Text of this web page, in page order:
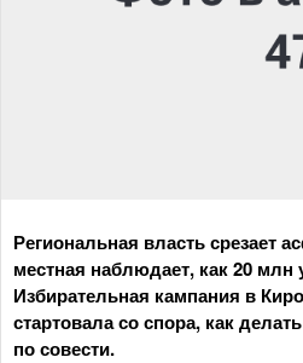
Региональная власть срезает
местная наблюдает, как 20 млн
Избирательная кампания в
стартовала со спора, как
по совести.